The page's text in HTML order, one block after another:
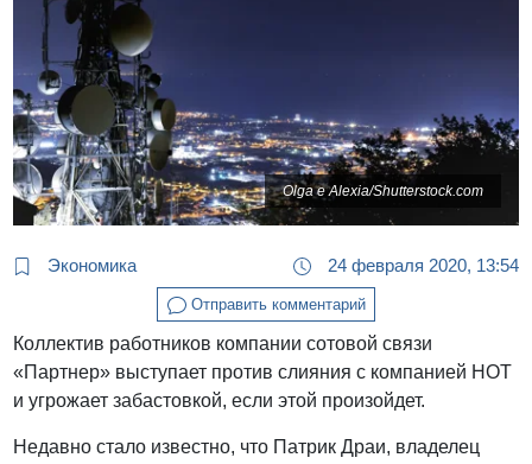
Olga e Alexia/Shutterstock.com
Экономика 24 февраля 2020, 13:54
Отправить комментарий
Коллектив работников компании сотовой связи
«Партнер» выступает против слияния с компанией НОТ
и угрожает забастовкой, если этой произойдет.
Недавно стало известно, что Патрик Драи, владелец